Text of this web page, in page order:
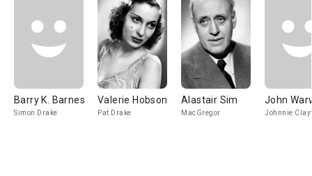
Barry K. Barnes
Simon Drake
Valerie Hobson
Pat Drake
Alastair Sim
MacGregor
John
Johnnie